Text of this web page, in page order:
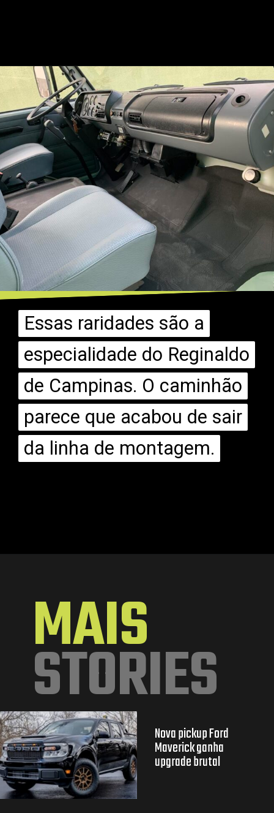
Opening https://mundofixa.com.br/raro-caminhao-vw-a-alcool-0km-esta-desde-1988-guardado-em-garagem-22-fotos/
Essas raridades são a
especialidade do Reginaldo
de Campinas. O caminhão
parece que acabou de sair
da linha de montagem.
Essas raridades são a
especialidade do Reginaldo
de Campinas. O caminhão
parece que acabou de sair
da linha de montagem.
MAIS
STORIES
Nova pickup Ford
Maverick ganha
upgrade brutal